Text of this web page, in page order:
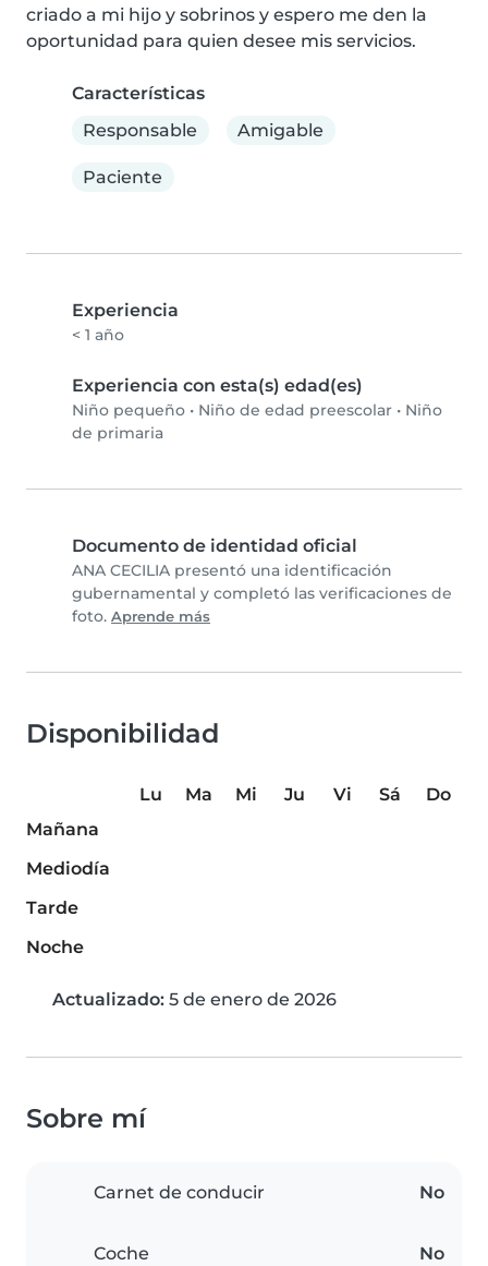
criado a mi hijo y sobrinos y espero me den la
oportunidad para quien desee mis servicios.
Características
Responsable
Amigable
Paciente
Experiencia
< 1 año
Experiencia con esta(s) edad(es)
Niño pequeño • Niño de edad preescolar • Niño
de primaria
Documento de identidad oficial
ANA CECILIA presentó una identificación
gubernamental y completó las verificaciones de
foto. Aprende más
Disponibilidad
Lu Ma Mi Ju Vi Sá
Do
Mañana
Mediodía
Tarde
Noche
Actualizado: 5 de enero de 2026
Sobre mí
Carnet de conducir No
Coche No